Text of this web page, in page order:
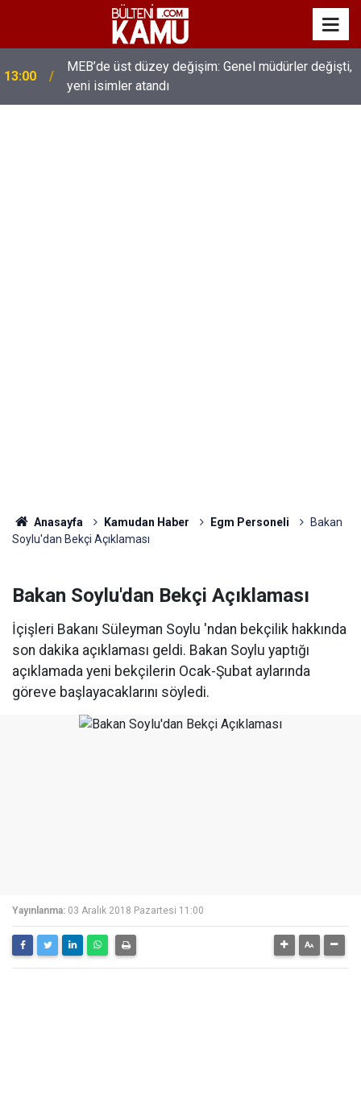
13:00
MEB’de üst düzey değişim: Genel müdürler değişti,
yeni isimler atandı
Anasayfa Kamudan Haber Egm Personeli
Bakan
Soylu'dan Bekçi Açıklaması
Bakan Soylu'dan Bekçi Açıklaması
İçişleri Bakanı Süleyman Soylu 'ndan bekçilik hakkında
son dakika açıklaması geldi. Bakan Soylu yaptığı
açıklamada yeni bekçilerin Ocak-Şubat aylarında
göreve başlayacaklarını söyledi.
Yayınlanma: 03 Aralık 2018 Pazartesi 11:00